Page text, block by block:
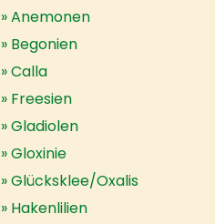
Anemonen
Begonien
Calla
Freesien
Gladiolen
Gloxinie
Glücksklee/Oxalis
Hakenlilien